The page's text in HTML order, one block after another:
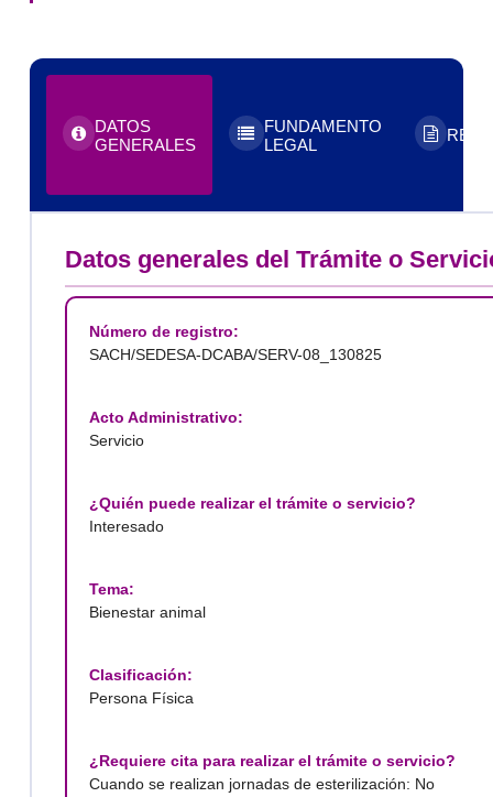
DATOS
GENERALES
FUNDAMENTO
LEGAL
Datos generales del Trámite o
Número de registro:
SACH/SEDESA-DCABA/SERV-08_130825
Acto Administrativo:
Servicio
¿Quién puede realizar el trámite o servicio?
Interesado
Tema:
Bienestar animal
Clasificación:
Persona Física
¿Requiere cita para realizar el trámite o servicio?
Cuando se realizan jornadas de esterilización: No